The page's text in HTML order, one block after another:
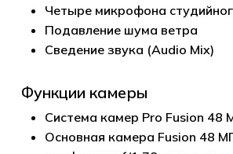
Четыре микрофона
Подавление шума ветра
Сведение звука (Audio Mix)
Функции камеры
Система камер Pro Fusion 48
Основная камера Fusion 48